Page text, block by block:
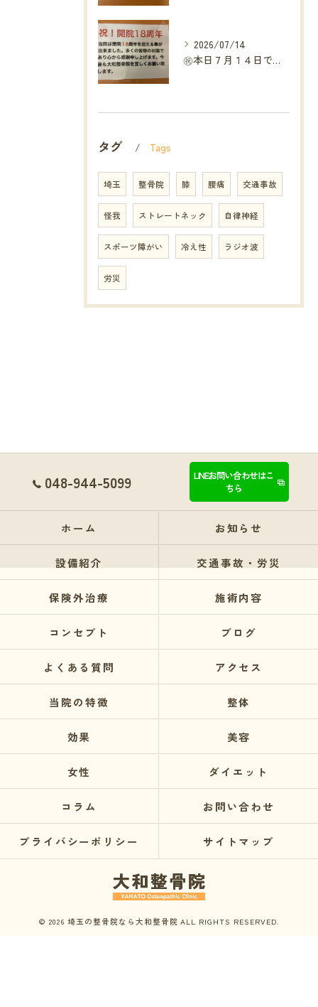
2026/07/14
㊗️本日７月１４日で当院は開院１８周年となりました🎉
タグ Tags
埼玉 整骨院 膝 腰痛 交通事故
怪我 ストレートネック 自律神経
スポーツ障がい 冷え性 ラジオ波
労災
048-944-5099
LINEお問い合わせはこ
ちら
ホーム お知らせ
設備紹介 交通事故・労災
保険外治療 施術内容
コンセプト ブログ
よくある質問 アクセス
当院の特徴 整体
効果 美容
女性 ダイエット
コラム お問い合わせ
プライバシーポリシー サイトマップ
© 2026 埼玉の整骨院なら大和整骨院 ALL RIGHTS RESERVED.